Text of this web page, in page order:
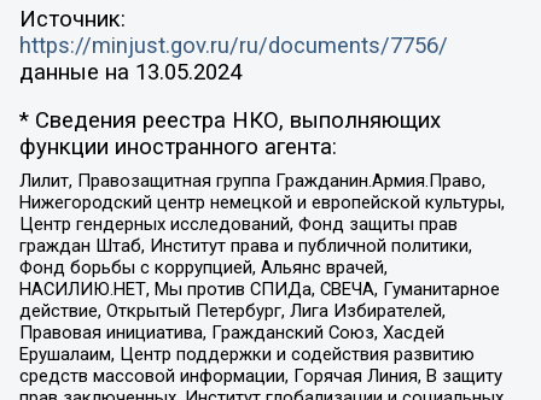
Источник:
https://minjust.gov.ru/ru/documents/7756/
данные на 13.05.2024
* Сведения реестра НКО, выполняющих
функции иностранного агента:
Лилит, Правозащитная группа Гражданин.Армия.Право,
Нижегородский центр немецкой и европейской культуры,
Центр гендерных исследований, Фонд защиты прав
граждан Штаб, Институт права и публичной политики,
Фонд борьбы с коррупцией, Альянс врачей,
НАСИЛИЮ.НЕТ, Мы против СПИДа, СВЕЧА, Гуманитарное
действие, Открытый Петербург, Лига Избирателей,
Правовая инициатива, Гражданский Союз, Хасдей
Ерушалаим, Центр поддержки и содействия развитию
средств массовой информации, Горячая Линия, В защиту